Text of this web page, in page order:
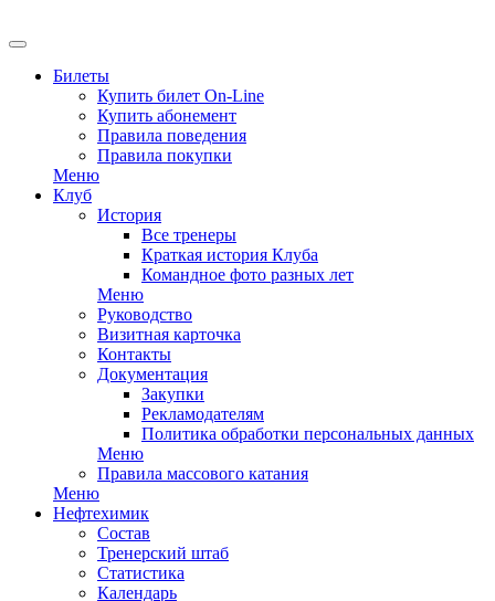
Билеты
Купить билет On-Line
Купить абонемент
Правила поведения
Правила покупки
Меню
Клуб
История
Все тренеры
Краткая история Клуба
Командное фото разных лет
Меню
Руководство
Визитная карточка
Контакты
Документация
Закупки
Рекламодателям
Политика обработки персональных данных
Меню
Правила массового катания
Меню
Нефтехимик
Состав
Тренерский штаб
Статистика
Календарь